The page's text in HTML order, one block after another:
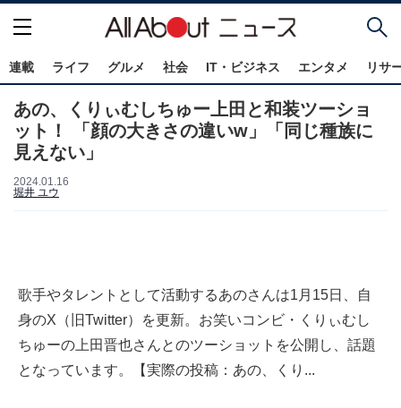
連載 ライフ グルメ 社会 IT・ビジネス エンタメ リサ
あの、くりぃむしちゅー上田と和装ツーショ
ット！ 「顔の大きさの違いw」「同じ種族に
見えない」
2024.01.16
堀井 ユウ
歌手やタレントとして活動するあのさんは1月15日、自
身のX（旧Twitter）を更新。お笑いコンビ・くりぃむし
ちゅーの上田晋也さんとのツーショットを公開し、話題
となっています。【実際の投稿：あの、くり...